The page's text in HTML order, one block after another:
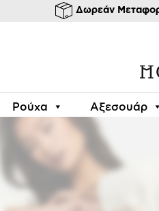
Δωρεάν
Ρούχα Αξεσουάρ